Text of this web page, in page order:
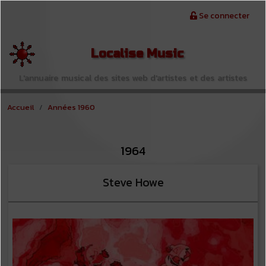
Se connecter
Localise Music
L'annuaire musical des sites web d'artistes et des artistes
Accueil Années 1960
1964
Steve Howe